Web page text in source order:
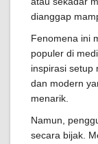
dianggap
Fenomena ini
populer di
inspirasi setup
dan modern
menarik.
Namun,
secara bijak.